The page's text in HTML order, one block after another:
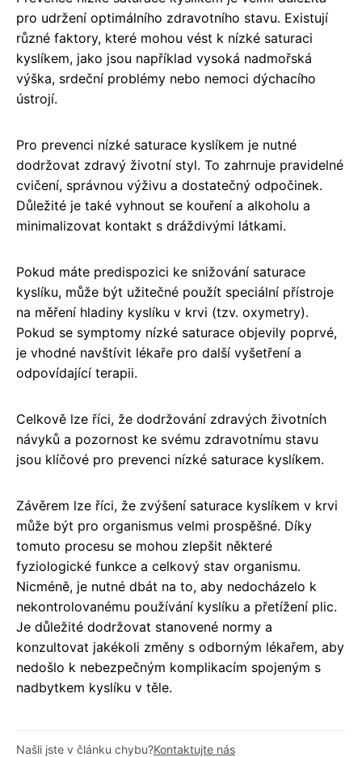
pro udržení optimálního zdravotního stavu. Existují
různé faktory, které mohou vést k nízké saturaci
kyslíkem, jako jsou například vysoká nadmořská
výška, srdeční problémy nebo nemoci dýchacího
ústrojí.
Pro prevenci nízké saturace kyslíkem je nutné
dodržovat zdravý životní styl. To zahrnuje pravidelné
cvičení, správnou výživu a dostatečný odpočinek.
Důležité je také vyhnout se kouření a alkoholu a
minimalizovat kontakt s dráždivými látkami.
Pokud máte predispozici ke snižování saturace
kyslíku, může být užitečné použít speciální přístroje
na měření hladiny kyslíku v krvi (tzv. oxymetry).
Pokud se symptomy nízké saturace objevily poprvé,
je vhodné navštívit lékaře pro další vyšetření a
odpovídající terapii.
Celkově lze říci, že dodržování zdravých životních
návyků a pozornost ke svému zdravotnímu stavu
jsou klíčové pro prevenci nízké saturace kyslíkem.
Závěrem lze říci, že zvýšení saturace kyslíkem v krvi
může být pro organismus velmi prospěšné. Díky
tomuto procesu se mohou zlepšit některé
fyziologické funkce a celkový stav organismu.
Nicméně, je nutné dbát na to, aby nedocházelo k
nekontrolovanému používání kyslíku a přetížení plic.
Je důležité dodržovat stanovené normy a
konzultovat jakékoli změny s odborným lékařem, aby
nedošlo k nebezpečným komplikacím spojeným s
nadbytkem kyslíku v těle.
Našli jste v článku chybu?Kontaktujte nás